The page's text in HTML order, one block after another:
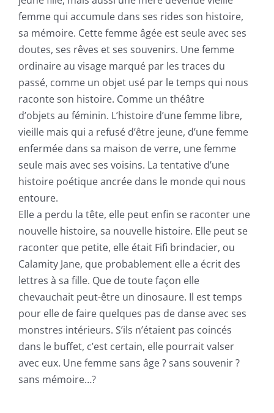
femme qui accumule dans ses rides son histoire,
sa mémoire. Cette femme âgée est seule avec ses
doutes, ses rêves et ses souvenirs. Une femme
ordinaire au visage marqué par les traces du
passé, comme un objet usé par le temps qui nous
raconte son histoire. Comme un théâtre
d’objets au féminin. L’histoire d’une femme libre,
vieille mais qui a refusé d’être jeune, d’une femme
enfermée dans sa maison de verre, une femme
seule mais avec ses voisins. La tentative d’une
histoire poétique ancrée dans le monde qui nous
entoure.
Elle a perdu la tête, elle peut enfin se raconter une
nouvelle histoire, sa nouvelle histoire. Elle peut se
raconter que petite, elle était Fifi brindacier, ou
Calamity Jane, que probablement elle a écrit des
lettres à sa fille. Que de toute façon elle
chevauchait peut-être un dinosaure. Il est temps
pour elle de faire quelques pas de danse avec ses
monstres intérieurs. S’ils n’étaient pas coincés
dans le buffet, c’est certain, elle pourrait valser
avec eux. Une femme sans âge ? sans souvenir ?
sans mémoire…?